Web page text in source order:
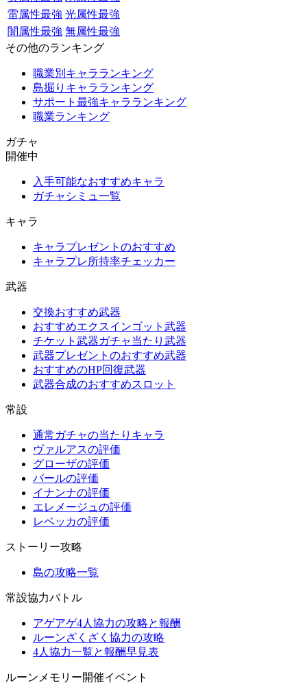
雷属性最強 光属性最強
闇属性最強 無属性最強
その他のランキング
職業別キャラランキング
島掘りキャラランキング
サポート最強キャラランキング
職業ランキング
ガチャ
開催中
入手可能なおすすめキャラ
ガチャシミュ一覧
キャラ
キャラプレゼントのおすすめ
キャラプレ所持率チェッカー
武器
交換おすすめ武器
おすすめエクスインゴット武器
チケット武器ガチャ当たり武器
武器プレゼントのおすすめ武器
おすすめのHP回復武器
武器合成のおすすめスロット
常設
通常ガチャの当たりキャラ
ヴァルアスの評価
グローザの評価
バールの評価
イナンナの評価
エレメージュの評価
レベッカの評価
ストーリー攻略
島の攻略一覧
常設協力バトル
アゲアゲ4人協力の攻略と報酬
ルーンざくざく協力の攻略
4人協力一覧と報酬早見表
ルーンメモリー開催イベント